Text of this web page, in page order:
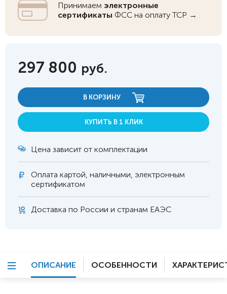
Принимаем электронные
сертификаты ФСС на оплату ТСР →
297 800 руб.
В КОРЗИНУ
КУПИТЬ В 1 КЛИК
Цена зависит от комплектации
Оплата картой, наличными, электронным
сертификатом
Доставка по России и странам ЕАЭС
ОПИСАНИЕ ОСОБЕННОСТИ